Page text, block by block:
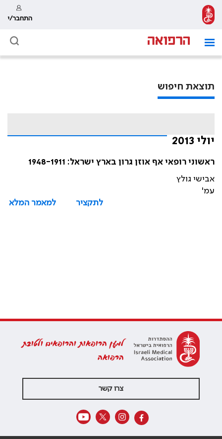
התחבר/י
תוצאת חיפוש
יולי 2013
ראשוני רופאי אף אוזן גרון בארץ ישראל: 1948-1911
אבישי גולץ
עמ'
לתקציר
למאמר המלא
למען הרופאות והרופאים ולטובת
הרפואה
צרו קשר